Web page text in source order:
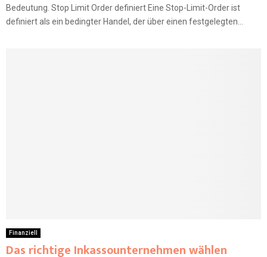
Bedeutung. Stop Limit Order definiert Eine Stop-Limit-Order ist
definiert als ein bedingter Handel, der über einen festgelegten...
Finanziell
Das richtige Inkassounternehmen wählen